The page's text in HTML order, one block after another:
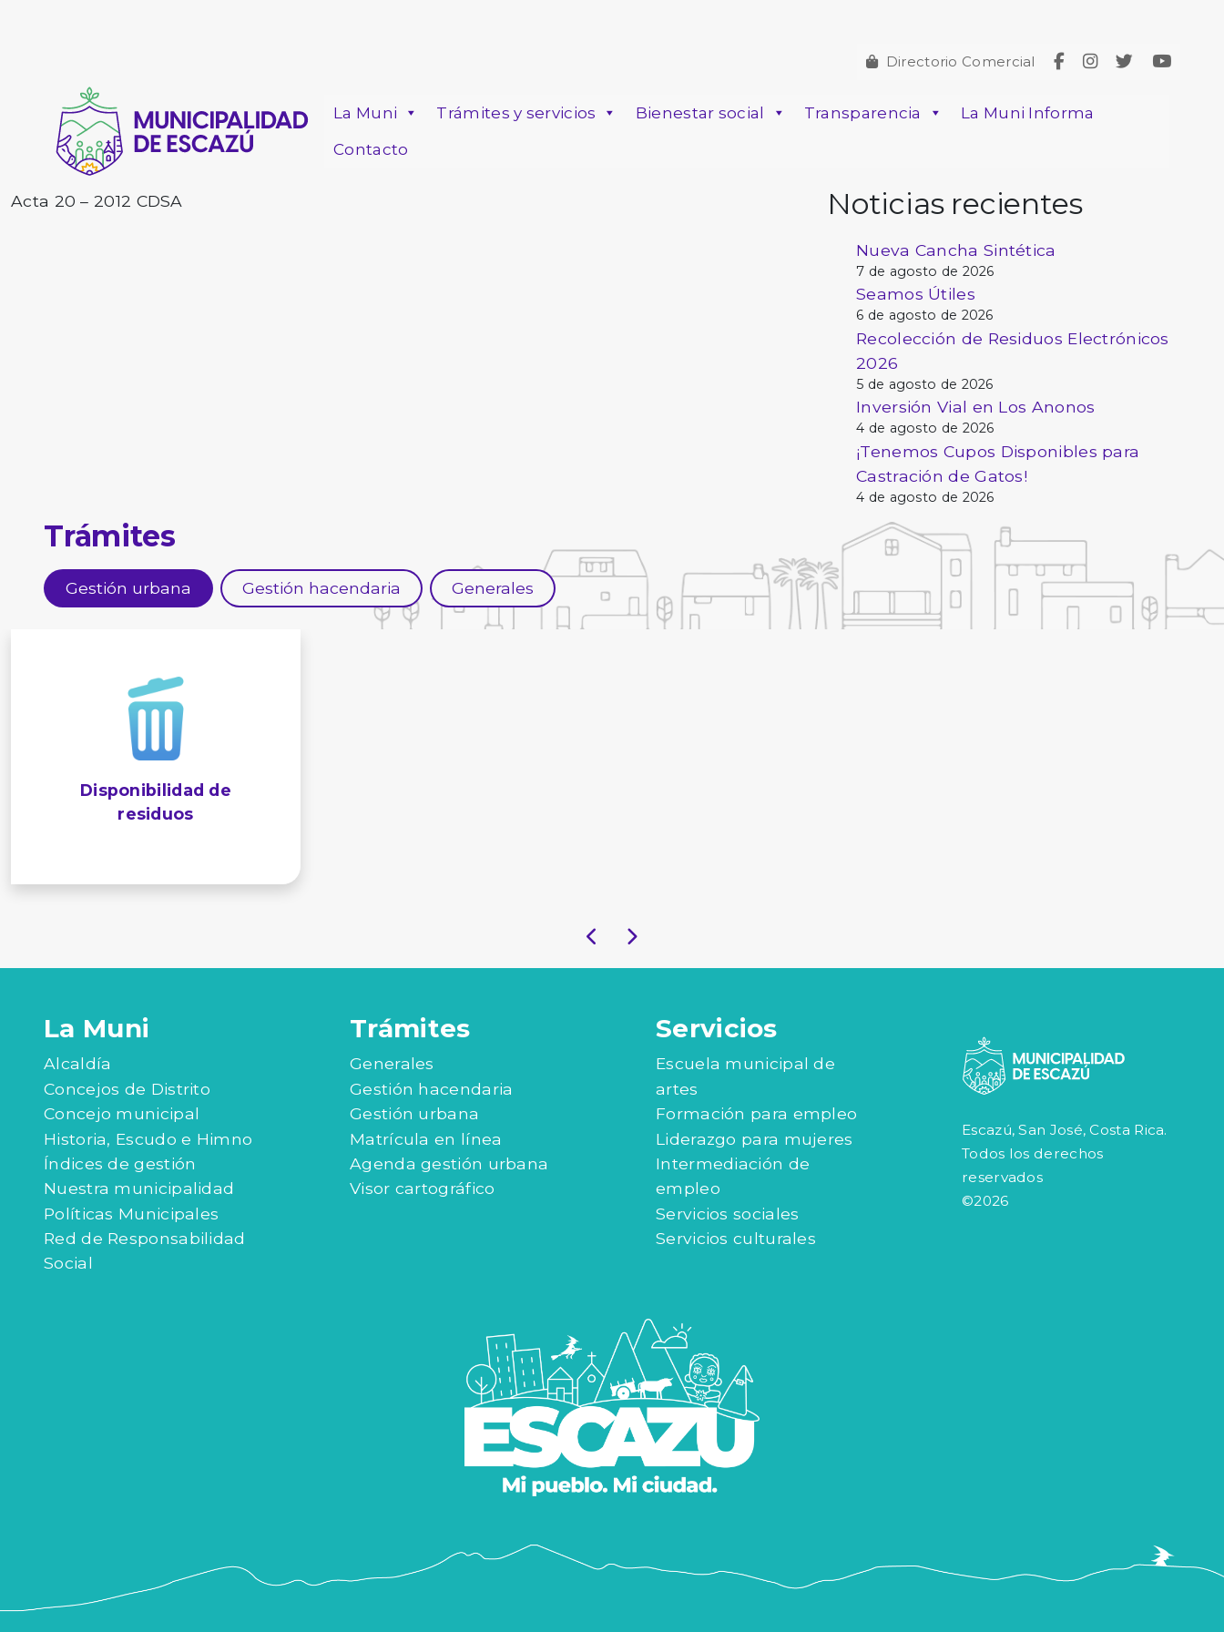
Directorio Comercial
La Muni Trámites y servicios Bienestar social Transparencia
La Muni Informa
Contacto
Acta 20 – 2012 CDSA Noticias recientes
Nueva Cancha Sintética
7 de agosto de 2026
Seamos Útiles
6 de agosto de 2026
Recolección de Residuos Electrónicos
2026
5 de agosto de 2026
Inversión Vial en Los Anonos
4 de agosto de 2026
¡Tenemos Cupos Disponibles para
Castración de Gatos!
4 de agosto de 2026
Trámites
Gestión urbana Gestión hacendaria Generales
Disponibilidad de
residuos
La Muni
Alcaldía
Concejos de Distrito
Concejo municipal
Historia, Escudo e Himno
Índices de gestión
Nuestra municipalidad
Políticas Municipales
Red de Responsabilidad
Social
Trámites
Generales
Gestión hacendaria
Gestión urbana
Matrícula en línea
Agenda gestión urbana
Visor cartográfico
Servicios
Escuela municipal de
artes
Formación para empleo
Liderazgo para mujeres
Intermediación de
empleo
Servicios sociales
Servicios culturales
Escazú, San José, Costa Rica.
Todos los derechos
reservados
©2026